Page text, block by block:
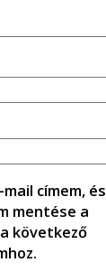
címem, és
mentése a
következő